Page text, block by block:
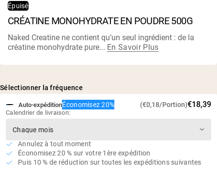
Shop All Protéines Véganes
Épuisé
CRÉATINE MONOHYDRATE EN POUDRE 500G
Naked Creatine ne contient qu’un seul ingrédient : de la
créatine monohydrate pure... En Savoir Plus
Sélectionner la fréquence
Auto-expéditionÉconomisez 20% (€0,18/Portion)€18,39
Calendrier de livraison:
Annulez à tout moment
Économisez 20 % sur votre 1ère expédition
Puis 10 % de réduction sur toutes les expéditions suivantes